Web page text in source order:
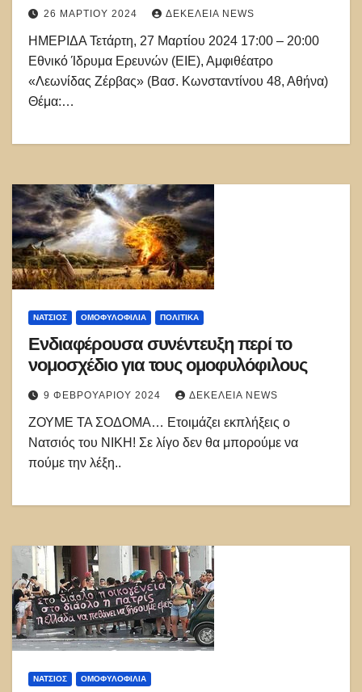
26 ΜΑΡΤΊΟΥ 2024 ΔΕΚΈΛΕΙΑ NEWS
ΗΜΕΡΙΔΑ Τετάρτη, 27 Μαρτίου 2024 17:00 – 20:00
Εθνικό Ίδρυμα Ερευνών (ΕΙΕ), Αμφιθέατρο
«Λεωνίδας Ζέρβας» (Βασ. Κωνσταντίνου 48, Αθήνα)
Θέμα:…
ΝΑΤΣΙΌΣ ΟΜΟΦΥΛΟΦΙΛΊΑ ΠΟΛΙΤΙΚΑ
Ενδιαφέρουσα συνέντευξη περί το
νομοσχέδιο για τους ομοφυλόφιλους
9 ΦΕΒΡΟΥΑΡΊΟΥ 2024 ΔΕΚΈΛΕΙΑ NEWS
ΖΟΥΜΕ ΤΑ ΣΟΔΟΜΑ… Ετοιμάζει εκπλήξεις ο
Νατσιός του ΝΙΚΗ! Σε λίγο δεν θα μπορούμε να
πούμε την λέξη..
ΝΑΤΣΙΌΣ ΟΜΟΦΥΛΟΦΙΛΊΑ